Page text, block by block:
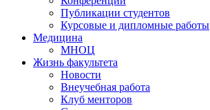
Публикации студентов
Курсовые и дипломные работы
Медицина
МНОЦ
Жизнь факультета
Новости
Внеучебная работа
Клуб менторов